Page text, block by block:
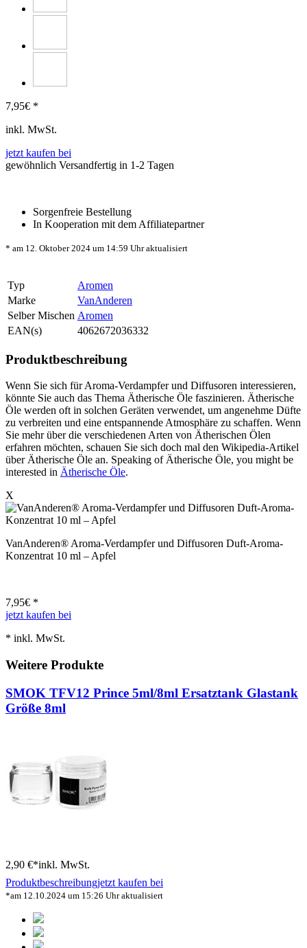
7,95€ *
inkl. MwSt.
jetzt kaufen bei
gewöhnlich Versandfertig in 1-2 Tagen
Sorgenfreie Bestellung
In Kooperation mit dem Affiliatepartner
* am 12. Oktober 2024 um 14:59 Uhr aktualisiert
Typ
Aromen
Marke
VanAnderen
Selber Mischen Aromen
EAN(s)
4062672036332
Produktbeschreibung
Wenn Sie sich für Aroma-Verdampfer und Diffusoren interessieren,
könnte Sie auch das Thema Ätherische Öle faszinieren. Ätherische
Öle werden oft in solchen Geräten verwendet, um angenehme Düfte
zu verbreiten und eine entspannende Atmosphäre zu schaffen. Wenn
Sie mehr über die verschiedenen Arten von Ätherischen Ölen
erfahren möchten, schauen Sie sich doch mal den Wikipedia-Artikel
über Ätherische Öle an. Speaking of Ätherische Öle, you might be
interested in Ätherische Öle.
X
VanAnderen® Aroma-Verdampfer und Diffusoren Duft-Aroma-
Konzentrat 10 ml – Apfel
7,95€ *
jetzt kaufen bei
* inkl. MwSt.
Weitere Produkte
SMOK TFV12 Prince 5ml/8ml Ersatztank Glastank
Größe 8ml
2,90 €*inkl. MwSt.
Produktbeschreibungjetzt kaufen bei
*am 12.10.2024 um 15:26 Uhr aktualisiert